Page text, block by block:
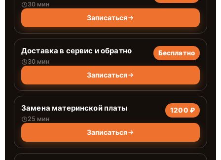
30 мин
Записаться
Доставка в сервис и обратно
30 мин
Бесплатно
Записаться
Замена материнской платы
25 мин
1200 ₽
Записаться